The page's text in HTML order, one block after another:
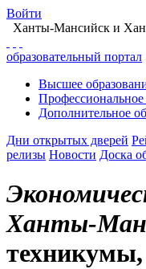
Войти
Ханты-Мансийск и
образовательный портал
Высшее
Профессиональное
Дополнительное
Дни открытых дверей
релизы Новости Доска
Ханты-